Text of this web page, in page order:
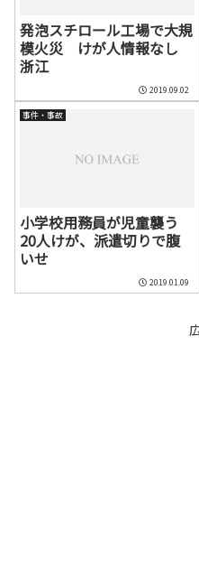
発泡スチロール工場で大規
模火災 けが人情報なし
浙江
2019.09.02
事件・事故
小学校用務員が児童襲う
20人けが、派遣切りで腹
いせ
2019.01.09